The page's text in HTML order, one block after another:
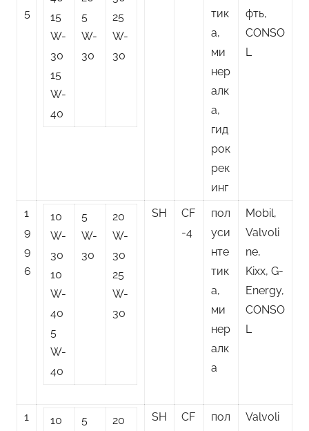
5
15
W-
30
15
W-
40
5
W-
30
25
W-
30
тик
а,
ми
нер
алк
а,
гид
рок
рек
инг
фть,
CONSO
L
1
9
9
6
10
W-
30
10
W-
40
5
W-
40
5
W-
30
20
W-
30
25
W-
30
SH
CF
-4
пол
уси
нте
тик
а,
ми
нер
алк
а
Mobil,
Valvoli
ne,
Kixx, G-
Energy,
CONSO
L
1
10 5 20 SH CF
пол
Valvoli